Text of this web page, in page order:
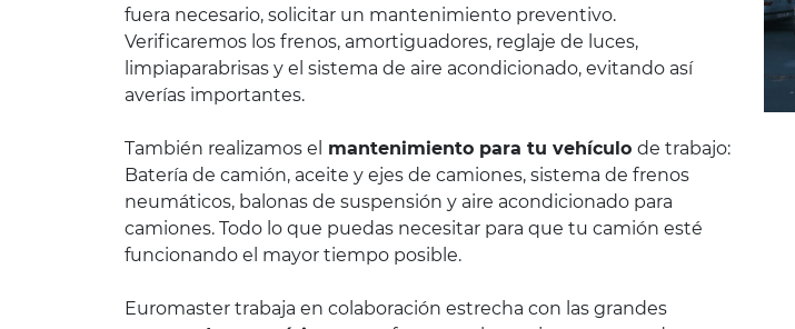
fuera necesario, solicitar un mantenimiento preventivo.
Verificaremos los frenos, amortiguadores, reglaje de luces,
limpiaparabrisas y el sistema de aire acondicionado, evitando así
averías importantes.
También realizamos el mantenimiento para tu vehículo de trabajo:
Batería de camión, aceite y ejes de camiones, sistema de frenos
neumáticos, balonas de suspensión y aire acondicionado para
camiones. Todo lo que puedas necesitar para que tu camión esté
funcionando el mayor tiempo posible.
Euromaster trabaja en colaboración estrecha con las grandes